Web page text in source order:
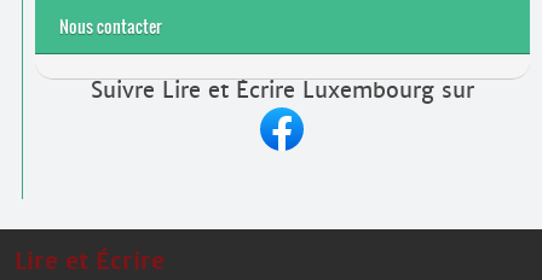
Nous contacter
Suivre Lire et Écrire Luxembourg sur
Lire et Écrire